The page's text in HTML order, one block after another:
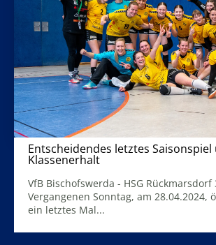
Entscheidendes letztes Saisonspiel
Klassenerhalt
VfB Bischofswerda - HSG Rückmarsdorf
Vergangenen Sonntag, am 28.04.2024,
ein letztes Mal...